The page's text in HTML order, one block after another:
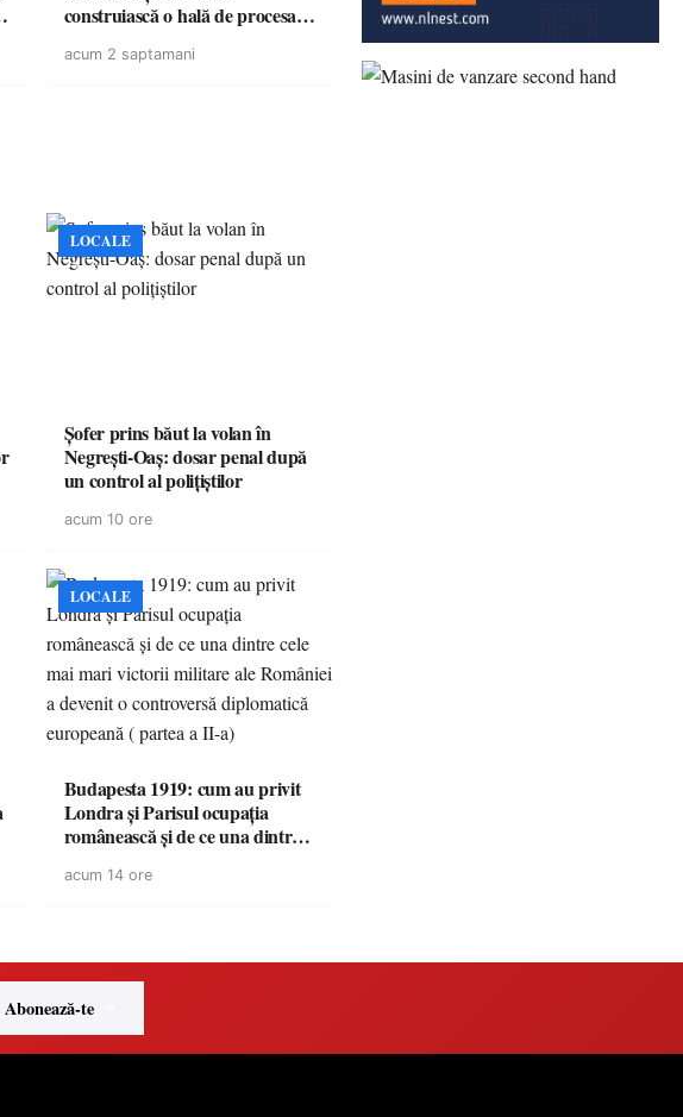
construiască o hală de procesare
acum 2 saptamani
LOCALE
Șofer prins băut la volan în
Negrești-Oaș: dosar penal după
un control al polițiștilor
acum 10 ore
LOCALE
Budapesta 1919: cum au privit
Londra și Parisul ocupația
românească și de ce una dintre
României a devenit o
acum 14 ore
Abonează-te